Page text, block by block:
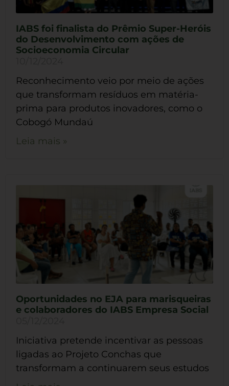
IABS foi finalista do Prêmio Super-Heróis
do Desenvolvimento com ações de
Socioeconomia Circular
Reconhecimento veio por meio de ações
que transformam resíduos em matéria-
prima para produtos inovadores, como o
Cobogó Mundaú
Leia mais »
Oportunidades no EJA para marisqueiras
e colaboradores do IABS Empresa Social
Iniciativa pretende incentivar as pessoas
ligadas ao Projeto Conchas que
transformam a continuarem seus estudos